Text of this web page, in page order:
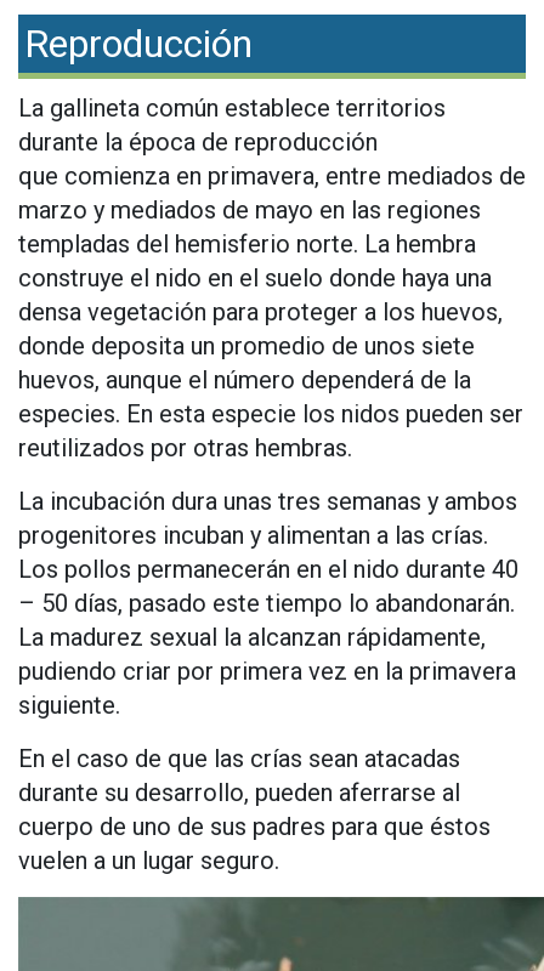
Reproducción
La gallineta común establece territorios
durante la época de reproducción
que comienza en primavera, entre mediados de
marzo y mediados de mayo en las regiones
templadas del hemisferio norte. La hembra
construye el nido en el suelo donde haya una
densa vegetación para proteger a los huevos,
donde deposita un promedio de unos siete
huevos, aunque el número dependerá de la
especies. En esta especie los nidos pueden ser
reutilizados por otras hembras.
La incubación dura unas tres semanas y ambos
progenitores incuban y alimentan a las crías.
Los pollos permanecerán en el nido durante 40
– 50 días, pasado este tiempo lo abandonarán.
La madurez sexual la alcanzan rápidamente,
pudiendo criar por primera vez en la primavera
siguiente.
En el caso de que las crías sean atacadas
durante su desarrollo, pueden aferrarse al
cuerpo de uno de sus padres para que éstos
vuelen a un lugar seguro.